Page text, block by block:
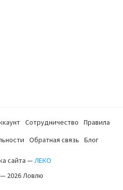
Сотрудничество
Правила
Обратная связь Блог
сайта —ЛЕКО
2026 Ловлю